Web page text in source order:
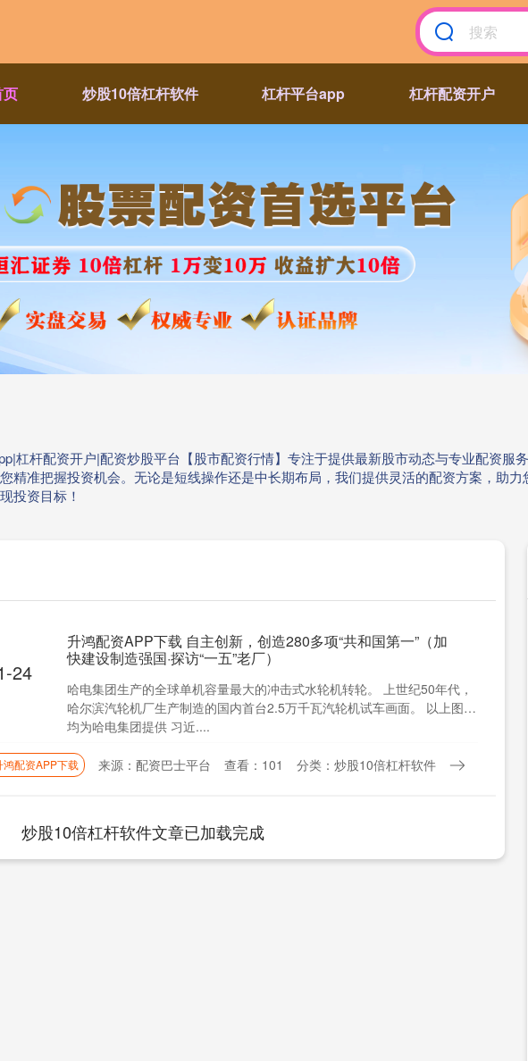
炒股10倍杠杆软件 杠杆平台app 杠杆配资开户
杠杆配资开户|配资炒股平台【股市配资行情】专注于提供最新股市动态与专业配资服
精准把握投资机会。无论是短线操作还是中长期布局，我们提供灵活的配资方案，助
投资目标！
24
升鸿配资APP下载 自主创新，创造280多项“共和国第一”（加
快建设制造强国·探访“一五”老厂）
哈电集团生产的全球单机容量最大的冲击式水轮机转轮。 上世纪50年代，
哈尔滨汽轮机厂生产制造的国内首台2.5万千瓦汽轮机试车画面。 以上图片
均为哈电集团提供 习近....
鸿配资APP下载 来源：配资巴士平台 查看：101 分类：炒股10倍杠杆软件
炒股10倍杠杆软件文章已加载完成